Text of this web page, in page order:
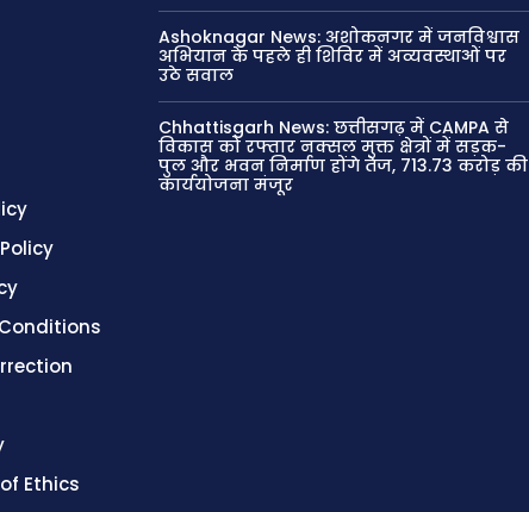
Ethics
Ashoknagar News: अशोकनगर में जनविश्वास
अभियान के पहले ही शिविर में अव्यवस्थाओं पर
उठे सवाल
Chhattisgarh News: छत्तीसगढ़ में CAMPA से
विकास को रफ्तार नक्सल मुक्त क्षेत्रों में सड़क-
पुल और भवन निर्माण होंगे तेज, 713.73 करोड़ की
कार्ययोजना मंजूर